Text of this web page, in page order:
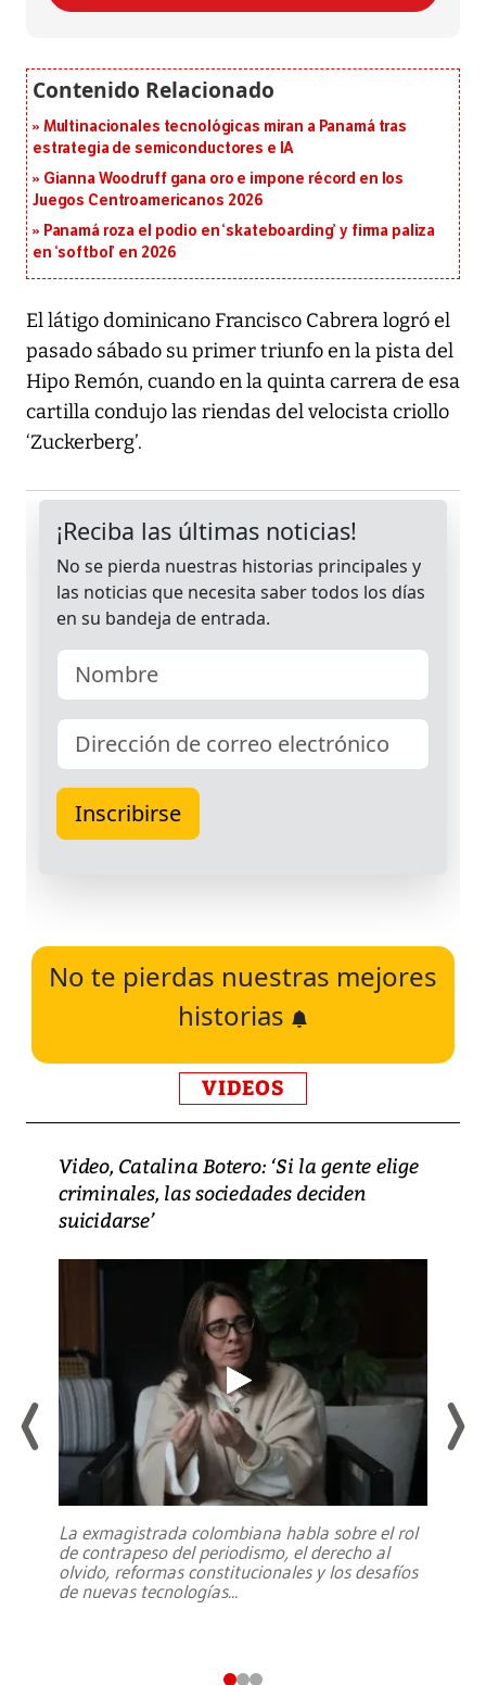
Multinacionales tecnológicas miran a Panamá tras
estrategia de semiconductores e IA
Gianna Woodruff gana oro e impone récord en los
Juegos Centroamericanos 2026
Panamá roza el podio en ‘skateboarding’ y firma paliza
en ‘softbol’ en 2026
El látigo dominicano Francisco Cabrera logró el
pasado sábado su primer triunfo en la pista del
Hipo Remón, cuando en la quinta carrera de esa
cartilla condujo las riendas del velocista criollo
‘Zuckerberg’.
No te pierdas nuestras mejores
historias
VIDEOS
Video, Catalina Botero: ‘Si la gente elige
criminales, las sociedades deciden
suicidarse’
La exmagistrada colombiana habla sobre el rol
de contrapeso del periodismo, el derecho al
olvido, reformas constitucionales y los desafíos
de nuevas tecnologías...